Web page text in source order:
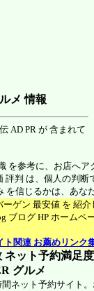
メ 情報
AD PR が 含まれて
を参考に、お店へア
評判 は、個人の判断
を信じるかは、あな
ゲン 最安値 を 紹
ブログ HP ホームペ
ト関連 お薦めリンク
ット予約満足
グルメ
ネット予約サイト